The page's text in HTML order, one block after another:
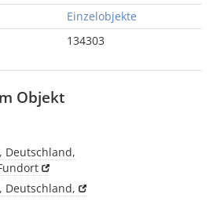
Einzelobjekte
134303
Objekt
Deutschland,
Deutschland,